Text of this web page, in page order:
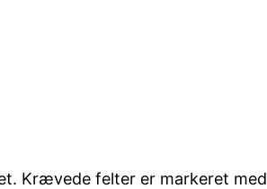
Krævede felter er markeret med